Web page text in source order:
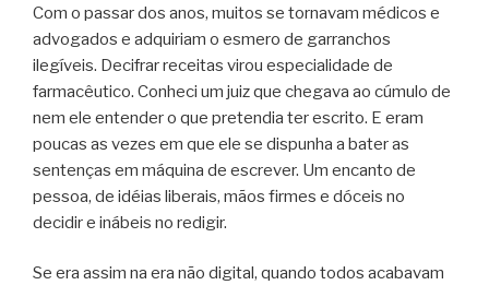
Com o passar dos anos, muitos se tornavam médicos e
advogados e adquiriam o esmero de garranchos
ilegíveis. Decifrar receitas virou especialidade de
farmacêutico. Conheci um juiz que chegava ao cúmulo de
nem ele entender o que pretendia ter escrito. E eram
poucas as vezes em que ele se dispunha a bater as
sentenças em máquina de escrever. Um encanto de
pessoa, de idéias liberais, mãos firmes e dóceis no
decidir e inábeis no redigir.
Se era assim na era não digital, quando todos acabavam